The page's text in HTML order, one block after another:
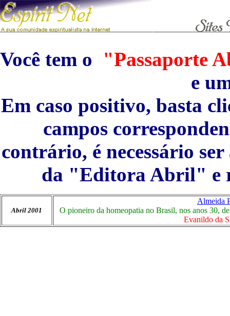
Você tem o "Passaporte
e
Em caso positivo, basta
campos
contrário, é necessário
da "Editora Abril" e
Abril 2001
Almeida
O pioneiro da homeopatia no Brasil, nos anos 30,
Evanildo da